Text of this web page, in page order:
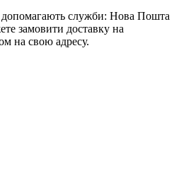
допомагають служби: Нова Пошта
замовити доставку на
на свою адресу.